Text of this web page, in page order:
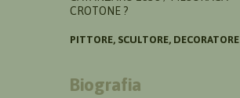
CROTONE ?
PITTORE, SCULTORE, DECORATORE
Biografia